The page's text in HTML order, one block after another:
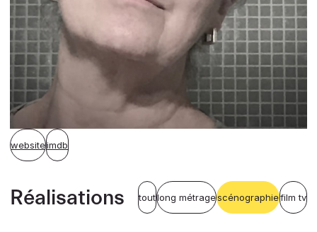
websiteimdb
Réalisations toutlong métragescénographiefilm tv